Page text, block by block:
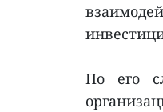
По его